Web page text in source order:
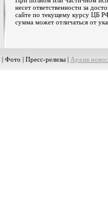
несет ответственности за
сайте по текущему курсу ЦБ
сумма может отличаться от
| Фото | Пресс-релизы | Архив